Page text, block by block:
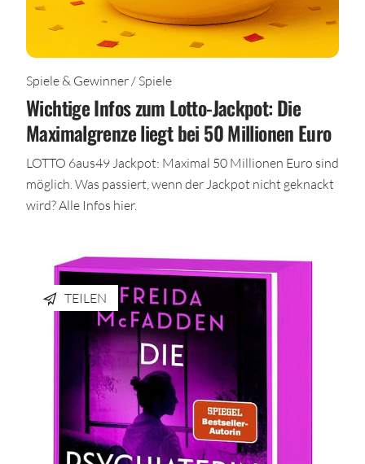
Spiele & Gewinner / Spiele
Wichtige Infos zum Lotto-Jackpot: Die
Maximalgrenze liegt bei 50 Millionen Euro
LOTTO 6aus49 Jackpot: Maximal 50 Millionen Euro sind
möglich. Was passiert, wenn der Jackpot nicht geknackt
wird? Alle Infos hier.
TEILEN